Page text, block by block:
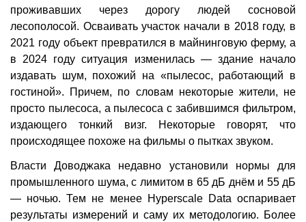
проживавших через дорогу людей сосновой
лесополосой. Осваивать участок начали в 2018 году, в
2021 году объект превратился в майнинговую ферму, а
в 2024 году ситуация изменилась — здание начало
издавать шум, похожий на «пылесос, работающий в
гостиной». Причем, по словам некоторые жители, не
просто пылесоса, а пылесоса с забившимся фильтром,
издающего тонкий визг. Некоторые говорят, что
происходящее похоже на фильмы о пытках звуком.
Власти Доводжака недавно установили нормы для
промышленного шума, с лимитом в 65 дБ днём и 55 дБ
— ночью. Тем не менее Hyperscale Data оспаривает
результаты измерений и саму их методологию. Более